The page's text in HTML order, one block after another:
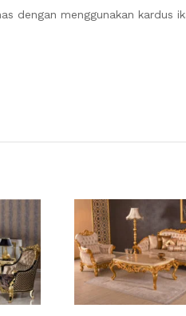
dengan menggunakan kardus